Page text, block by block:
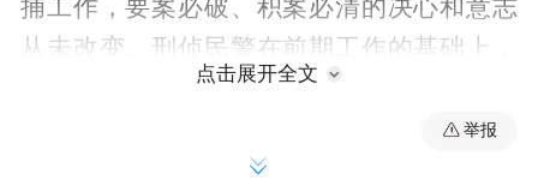
捕工作，要案必破、积案必清的决心和意志
从未改变。刑侦民警在前期工作的基础上，
通过信息化手段进行全面的线索摸排梳理和
研判会商，并多次对刘某元的原居住地进行
实地调查摸排，围绕其家庭成员及亲属关系
点击展开全文
举报